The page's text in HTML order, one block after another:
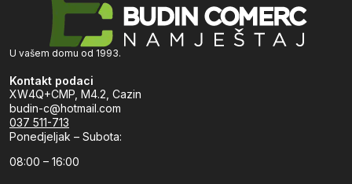
U vašem domu od 1993.
Kontakt podaci
XW4Q+CMP, M4.2, Cazin
budin-c@hotmail.com
037 511-713
Ponedjeljak – Subota:
08:00 – 16:00